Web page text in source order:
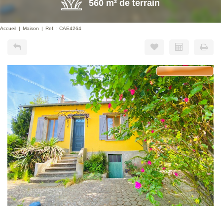
560 m² de terrain
Accueil Maison Ref. : CAE4264